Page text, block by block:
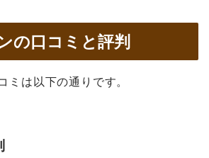
の口コミと評判
ミは以下の通りです。